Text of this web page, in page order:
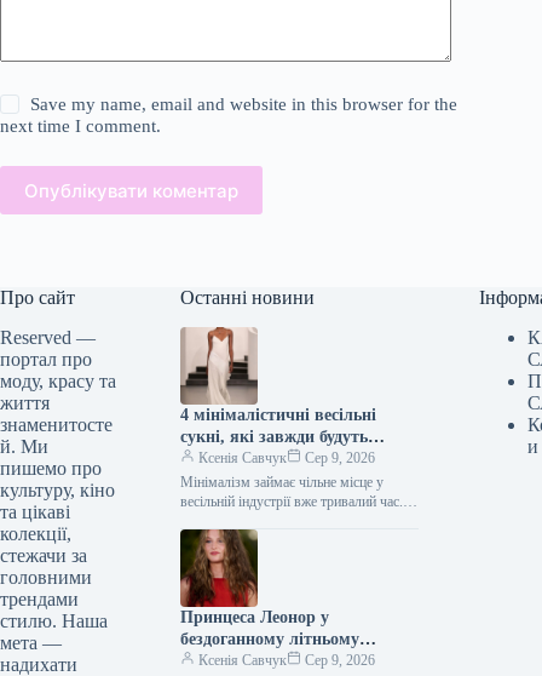
Save my name, email and website in this browser for the
next time I comment.
Опублікувати коментар
Про сайт
Reserved —
портал про
моду, красу та
життя
знаменитосте
й. Ми
пишемо про
культуру, кіно
та цікаві
колекції,
стежачи за
головними
трендами
стилю. Наша
мета —
надихати
Останні новини
4 мінімалістичні весільні
сукні, які завжди будуть
актуальними
Ксенія Савчук
Сер 9, 2026
Мінімалізм займає чільне місце у
весільній індустрії вже тривалий час.
крою все частіше замінюють моделі
зі…
Принцеса Леонор у
бездоганному літньому
вбранні, яке варто
Ксенія Савчук Сер 9, 2026
и